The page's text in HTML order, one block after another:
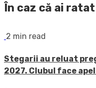
În caz că ai ratat
2 min read
Stegarii au reluat
2027. Clubul face